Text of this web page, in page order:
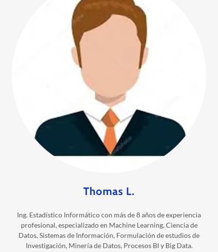
Thomas L.
Ing. Estadístico Informático con más de 8 años de experiencia
profesional, especializado en Machine Learning, Ciencia de
Datos, Sistemas de Información, Formulación de estudios de
Investigación, Minería de Datos, Procesos BI y Big Data.